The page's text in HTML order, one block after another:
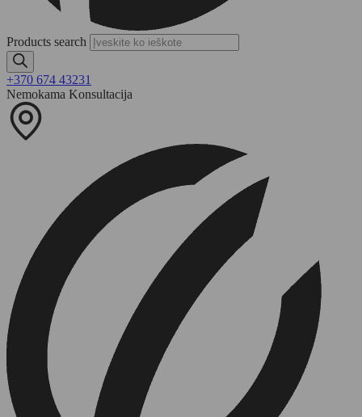
Products search
+370 674 43231
Nemokama Konsultacija